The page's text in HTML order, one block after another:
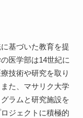
基づいた教育を提
医学部は14世紀に
技術や研究を取り
た、マサリク大学
ラムと研究施設を
ジェクトに積極的